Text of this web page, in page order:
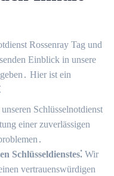
Rossenray Tag und
Einblick in unsere
Hier ist ein
Schlüsselnotdienst
einer zuverlässigen
Schlüsseldienstes⁚ Wir
vertrauenswürdigen